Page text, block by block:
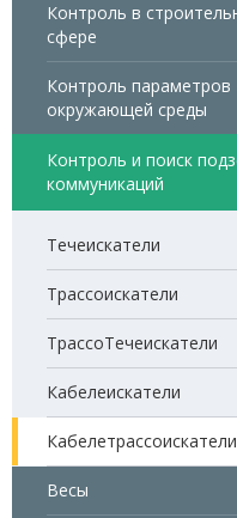
Контроль в
сфере
Контроль параметров
окружающей среды
Контроль и поиск
коммуникаций
Течеискатели
Трассоискатели
ТрассоТечеискатели
Кабелеискатели
Кабелетрассоискатели
Весы